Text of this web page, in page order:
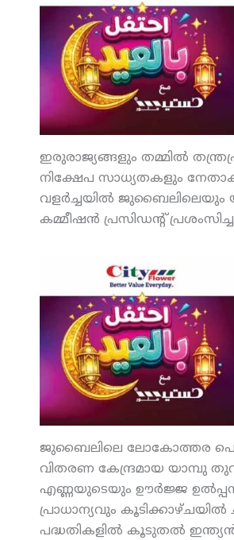
ഇരുരാജ്യങ്ങളും തമ്മില്‍
നിക്ഷേപ സാധ്യതകളും
വളര്‍ച്ചയില്‍ ജുബൈലിലെയും
കമ്മീഷന്‍ പ്രസിഡന്റ്
ജുബൈലിലെ ലോകോത്തര
വിതരണ കേന്ദ്രമായ യാമ്പു
എണ്ണയുടെയും ഊര്‍ജ്ജ
പ്രാധാന്യവും
പദ്ധതികളില്‍ കൂടുതല്‍